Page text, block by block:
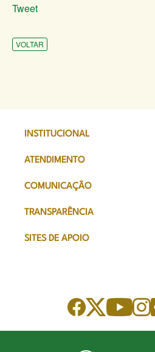
Tweet
VOLTAR
INSTITUCIONAL
ATENDIMENTO
COMUNICAÇÃO
TRANSPARÊNCIA
SITES DE APOIO